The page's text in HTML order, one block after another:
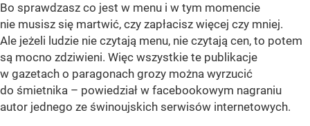
Bo sprawdzasz co jest w menu i w tym momencie
nie musisz się martwić, czy zapłacisz więcej czy mniej.
Ale jeżeli ludzie nie czytają menu, nie czytają cen, to potem
są mocno zdziwieni. Więc wszystkie te publikacje
w gazetach o paragonach grozy można wyrzucić
do śmietnika – powiedział w facebookowym nagraniu
autor jednego ze świnoujskich serwisów internetowych.